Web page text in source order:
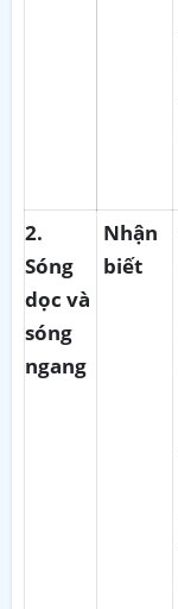
2.
Sóng
dọc và
sóng
ngang
Nhận
biết